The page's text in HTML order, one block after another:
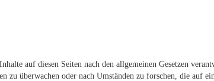
auf diesen Seiten nach den allgemeinen Gesetzen
zu überwachen oder nach Umständen zu forschen, die auf